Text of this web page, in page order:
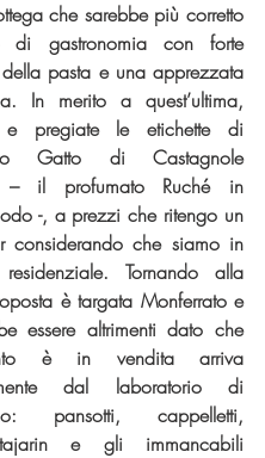
che sarebbe più corretto
di gastronomia con forte
pasta e una apprezzata
In merito a quest’ultima,
e pregiate le etichette di
Gatto di Castagnole
– il profumato Ruché in
-, a prezzi che ritengo un
considerando che siamo in
Tornando alla
è targata Monferrato e
essere altrimenti dato che
è in vendita arriva
dal laboratorio di
pansotti, cappelletti,
e gli immancabili